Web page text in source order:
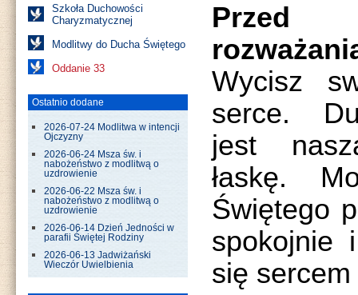
Szkoła Duchowości
Charyzmatycznej
Modlitwy do Ducha Świętego
Oddanie 33
Ostatnio dodane
2026-07-24 Modlitwa w intencji
Ojczyzny
2026-06-24 Msza św. i
nabożeństwo z modlitwą o
uzdrowienie
2026-06-22 Msza św. i
nabożeństwo z modlitwą o
uzdrowienie
2026-06-14 Dzień Jedności w
parafii Świętej Rodziny
2026-06-13 Jadwiżański
Wieczór Uwielbienia
Przed
Wycisz
serce.
jest
łaskę.
Świętego
spokojnie
się